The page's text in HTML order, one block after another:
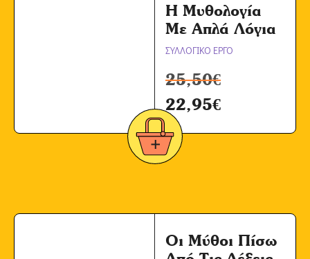
Η Μυθολογία
Με Απλά Λόγια
ΣΥΛΛΟΓΙΚΟ ΕΡΓΟ
25,50€
22,95€
Οι Μύθοι Πίσω